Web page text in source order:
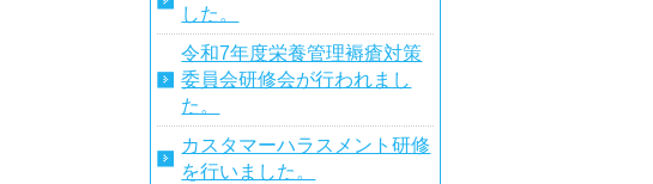
した。
令和7年度栄養管理褥瘡対策
委員会研修会が行われまし
た。
カスタマーハラスメント研修
を行いました。